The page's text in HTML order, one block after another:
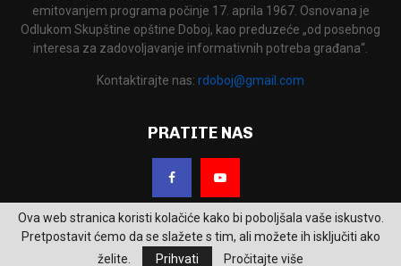
emitovanjem programa počinje 17. aprila 1967. Osnovana je
Odlukom Skupštine opštine Doboj, kao preduzeće „od posebnog
interesa za zadovoljavanje informativnih potreba građana“.
Kontaktirajte nas: rdoboj@gmail.com
PRATITE NAS
2026 - RTV Doboj. Sva prava zadržana.
Ova web stranica koristi kolačiće kako bi poboljšala vaše iskustvo.
Pretpostavit ćemo da se slažete s tim, ali možete ih isključiti ako
želite.
Prihvati Pročitajte više